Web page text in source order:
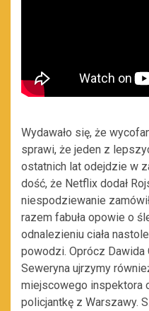
Wydawało się, że
sprawi, że jeden z
ostatnich lat odejdzie w
dość, że Netflix dodał
niespodziewanie
razem fabuła opowie o
odnalezieniu ciała
powodzi. Oprócz Dawida
Seweryna ujrzymy
miejscowego inspektora
policjantkę z Warszawy.